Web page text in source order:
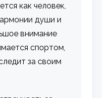
как человек,
души и
внимание
спортом,
за своим